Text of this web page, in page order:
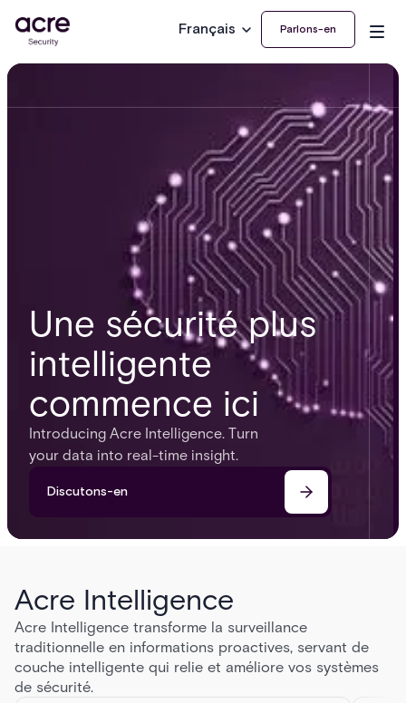
Français Parlons-en
Une sécurité plus
intelligente
commence ici
Introducing Acre Intelligence. Turn
your data into real-time insight.
Discutons-en
Acre Intelligence
Acre Intelligence transforme la surveillance
traditionnelle en informations proactives, servant de
couche intelligente qui relie et améliore vos systèmes
de sécurité.